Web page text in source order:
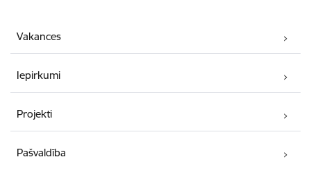
Vakances
Iepirkumi
Projekti
Pašvaldība